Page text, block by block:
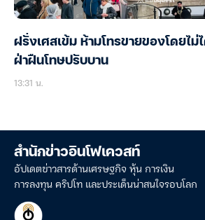
ฝรั่งเศสเข้ม ห้ามโทรขายของโดยไ
ฝ่าฝืนโทษปรับบาน
13:31 น.
สำนักข่าวอินโฟเควสท์
อัปเดตข่าวสารด้านเศรษฐกิจ หุ้น การเงิน
การลงทุน คริปโท และประเด็นน่าสนใจรอบโลก